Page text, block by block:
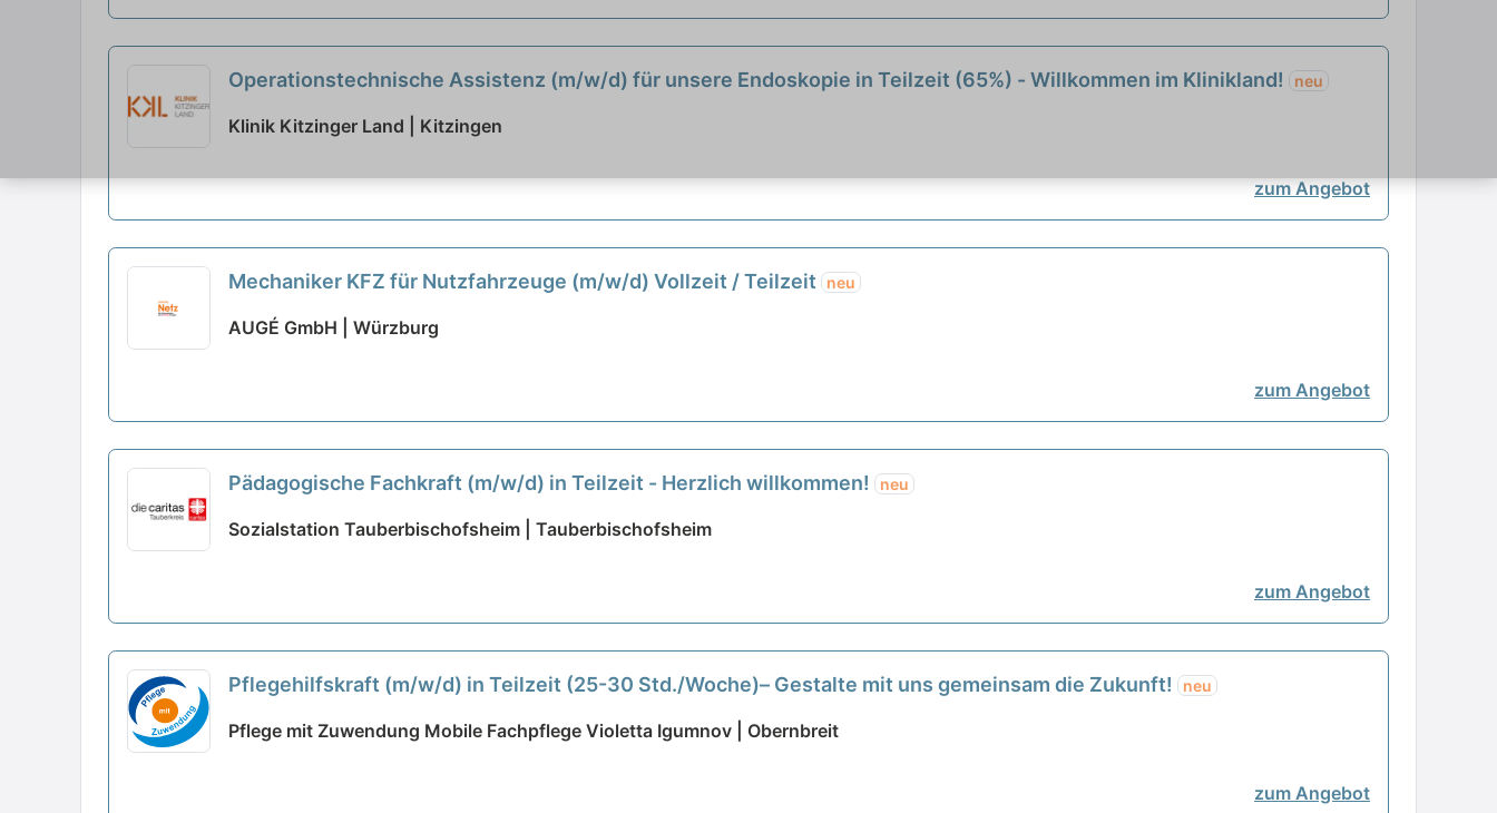
Operationstechnische Assistenz (m/w/d) für unsere Endoskopie in Teilzeit (65%) - Willkommen im Klinikland! neu
Klinik Kitzinger Land | Kitzingen
zum Angebot
Mechaniker KFZ für Nutzfahrzeuge (m/w/d) Vollzeit / Teilzeit neu
AUGÉ GmbH | Würzburg
zum Angebot
Pädagogische Fachkraft (m/w/d) in Teilzeit - Herzlich willkommen! neu
Sozialstation Tauberbischofsheim | Tauberbischofsheim
zum Angebot
Pflegehilfskraft (m/w/d) in Teilzeit (25-30 Std./Woche)– Gestalte mit uns gemeinsam die Zukunft! neu
Pflege mit Zuwendung Mobile Fachpflege Violetta Igumnov | Obernbreit
zum Angebot